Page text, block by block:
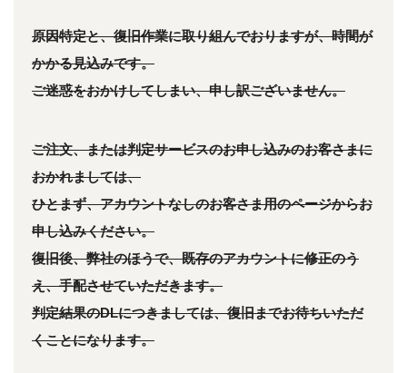
原因特定と、復旧作業に取り組んでおりますが、時間が
かかる見込みです。
ご迷惑をおかけしてしまい、申し訳ございません。
ご注文、または判定サービスのお申し込みのお客さまに
おかれましては、
ひとまず、アカウントなしのお客さま用のページからお
申し込みください。
復旧後、弊社のほうで、既存のアカウントに修正のう
え、手配させていただきます。
判定結果のDLにつきましては、復旧までお待ちいただ
くことになります。